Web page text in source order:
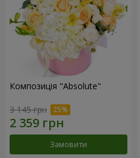
Композиція "Absolute"
3 145 грн
Замовити